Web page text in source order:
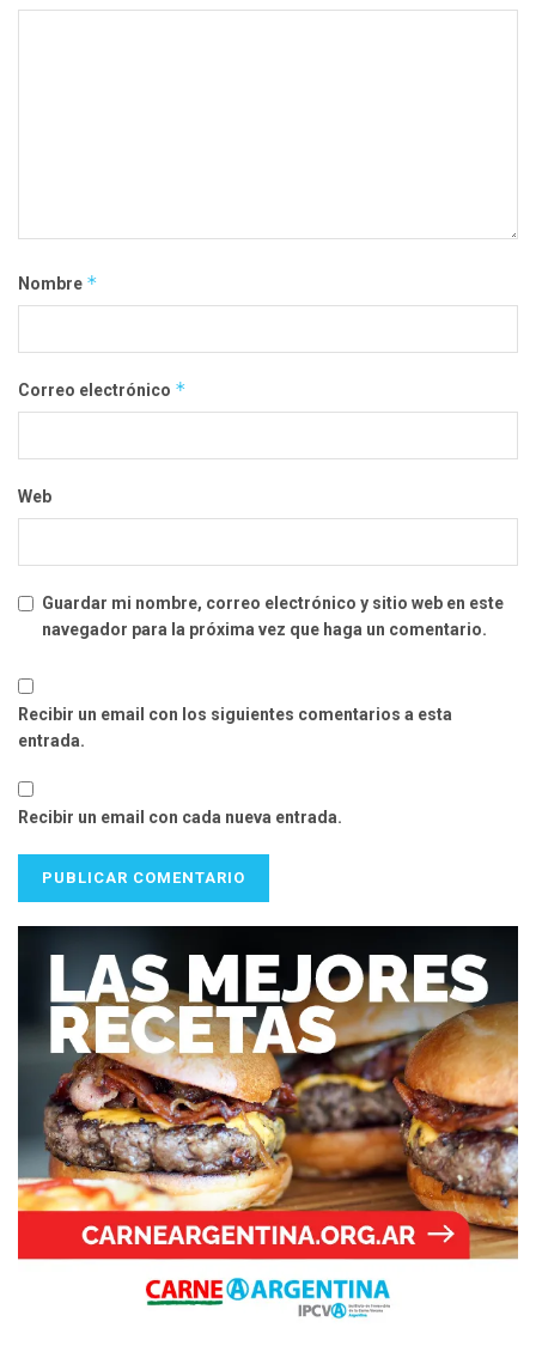
Nombre *
Correo electrónico *
Web
Guardar mi nombre, correo electrónico y sitio web en este
navegador para la próxima vez que haga un comentario.
Recibir un email con los siguientes comentarios a esta
entrada.
Recibir un email con cada nueva entrada.